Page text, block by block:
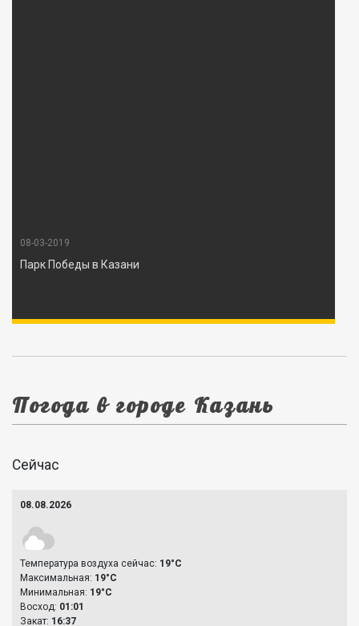
08-03-2019
Парк Победы в Казани
Погода в городе Казань
Сейчас
08.08.2026
Температура воздуха сейчас: 19°C
Максимальная: 19°C
Минимальная: 19°C
Восход: 01:01
Закат: 16:37